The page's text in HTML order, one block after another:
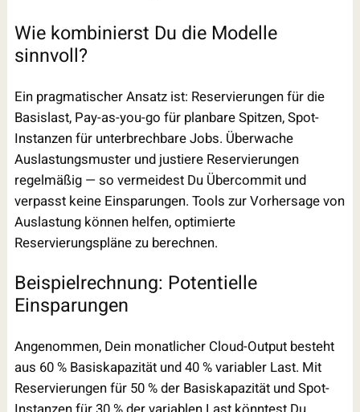
Wie kombinierst Du die Modelle
sinnvoll?
Ein pragmatischer Ansatz ist: Reservierungen für die
Basislast, Pay-as-you-go für planbare Spitzen, Spot-
Instanzen für unterbrechbare Jobs. Überwache
Auslastungsmuster und justiere Reservierungen
regelmäßig — so vermeidest Du Übercommit und
verpasst keine Einsparungen. Tools zur Vorhersage von
Auslastung können helfen, optimierte
Reservierungspläne zu berechnen.
Beispielrechnung: Potentielle
Einsparungen
Angenommen, Dein monatlicher Cloud-Output besteht
aus 60 % Basiskapazität und 40 % variabler Last. Mit
Reservierungen für 50 % der Basiskapazität und Spot-